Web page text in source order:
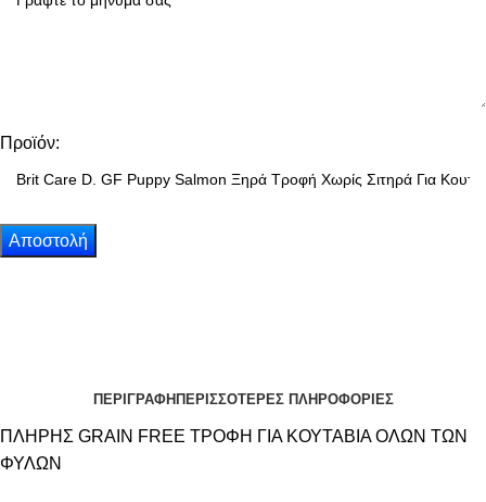
Προϊόν:
ΠΕΡΙΓΡΑΦΗ ΠΕΡΙΣΣΟΤΕΡΕΣ ΠΛΗΡΟΦΟΡΙΕΣ
ΠΛΗΡΗΣ GRAIN FREE ΤΡΟΦΗ ΓΙΑ ΚΟΥΤΑΒΙΑ ΟΛΩΝ ΤΩΝ
ΦΥΛΩΝ